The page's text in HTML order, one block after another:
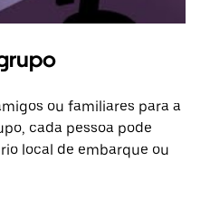
ou familiares para a
cada pessoa pode
local de embarque ou